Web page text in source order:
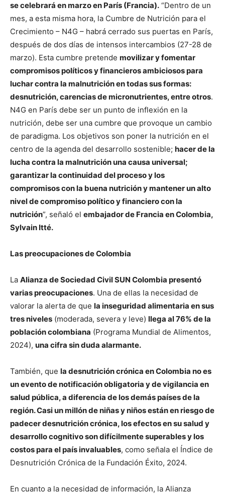
se celebrará en marzo en París (Francia). “Dentro de un
mes, a esta misma hora, la Cumbre de Nutrición para el
Crecimiento – N4G – habrá cerrado sus puertas en París,
después de dos días de intensos intercambios (27-28 de
marzo). Esta cumbre pretende movilizar y fomentar
compromisos políticos y financieros ambiciosos para
luchar contra la malnutrición en todas sus formas:
desnutrición, carencias de micronutrientes, entre otros.
N4G en París debe ser un punto de inflexión en la
nutrición, debe ser una cumbre que provoque un cambio
de paradigma. Los objetivos son poner la nutrición en el
centro de la agenda del desarrollo sostenible; hacer de la
lucha contra la malnutrición una causa universal;
garantizar la continuidad del proceso y los
compromisos con la buena nutrición y mantener un alto
nivel de compromiso político y financiero con la
nutrición”, señaló el embajador de Francia en Colombia,
Sylvain Itté.
Las preocupaciones deColombia
La Alianza de Sociedad Civil SUN Colombia presentó
varias preocupaciones. Una de ellas la necesidad de
valorar la alerta de que la inseguridad alimentaria en sus
tres niveles (moderada, severa y leve) llega al 76% de la
población colombiana (Programa Mundial de Alimentos,
2024), una cifra sin duda alarmante.
También, que la desnutrición crónica en Colombia no es
un evento de notificación obligatoria y de vigilancia en
salud pública, a diferencia de los demás países de la
región. Casi un millón de niñas y niños están en riesgo de
padecer desnutrición crónica, los efectos en su salud y
desarrollo cognitivo son difícilmente superables y los
costos para el país invaluables, como señala el Índice de
Desnutrición Crónica de la Fundación Éxito, 2024.
En cuanto a la necesidad de información, la Alianza